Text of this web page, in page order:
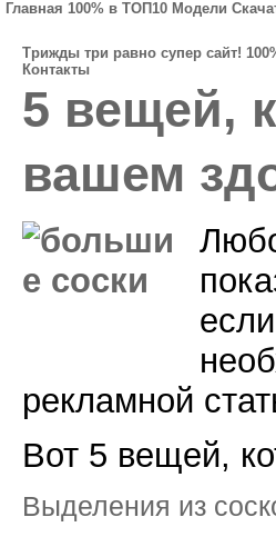
Главная 100% в ТОП10 Модели
Трижды три равно супер сайт!
Контакты
5 вещей,
вашем
рекламной
Вот 5 вещей,
Выделения из